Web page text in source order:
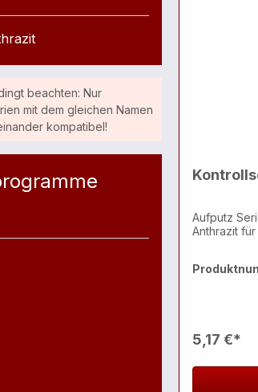
beachten: Nur
mit dem gleichen Namen
kompatibel!
Aufputz
Anthrazit für
5,17 €*